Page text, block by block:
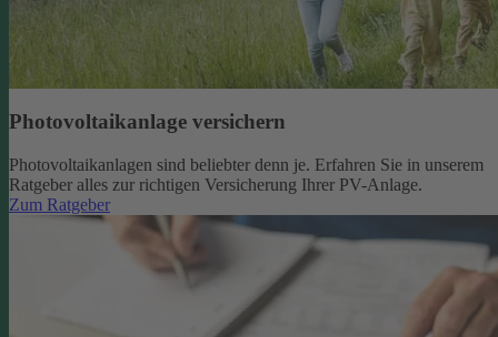
Photovoltaikanlage versichern
Photovoltaikanlagen sind beliebter denn je. Erfahren Sie in unserem
Ratgeber alles zur richtigen Versicherung Ihrer PV-Anlage.
Zum Ratgeber